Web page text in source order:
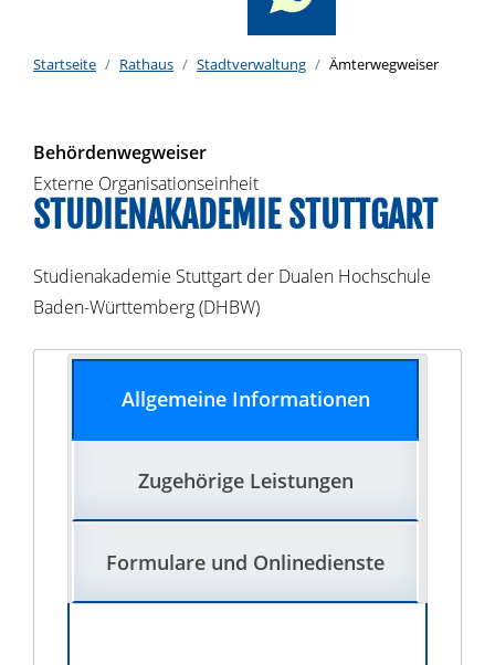
Startseite Rathaus Stadtverwaltung Ämterwegweiser
Behördenwegweiser
Externe Organisationseinheit
STUDIENAKADEMIE STUTTGART
Studienakademie Stuttgart der Dualen Hochschule
Baden-Württemberg (DHBW)
Allgemeine Informationen
Zugehörige Leistungen
Formulare und Onlinedienste